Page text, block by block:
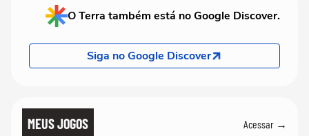
O Terra também está no Google Discover.
Siga no Google Discover
MEUS JOGOS Acessar →